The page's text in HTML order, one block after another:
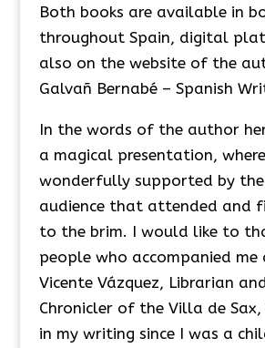
Both books are available in
throughout Spain, digital
also on the website of the
Galvañ Bernabé – Spanish
In the words of the author
a magical presentation,
wonderfully supported by
audience that attended and
to the brim. I would like to
people who accompanied
Vicente Vázquez, Librarian
Chronicler of the Villa de
in my writing since I was a